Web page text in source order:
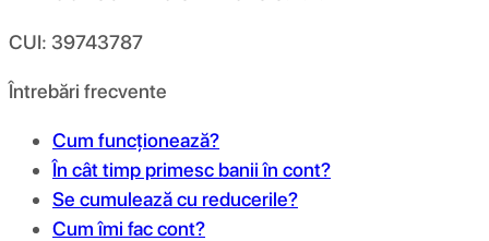
CUI: 39743787
Întrebări frecvente
Cum funcționează?
În cât timp primesc banii în cont?
Se cumulează cu reducerile?
Cum îmi fac cont?